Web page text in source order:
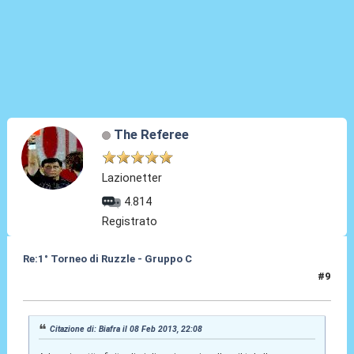
The Referee
Lazionetter
4.814
Registrato
Re:1° Torneo di Ruzzle - Gruppo C
#9
Citazione di: Biafra il 08 Feb 2013, 22:08